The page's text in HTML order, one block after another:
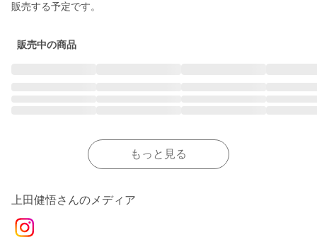
販売する予定です。
販売中の商品
もっと見る
上田健悟さんのメディア